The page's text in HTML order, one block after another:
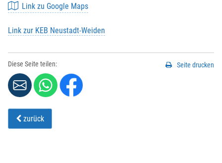
Link zu Google Maps
Link zur KEB Neustadt-Weiden
Diese Seite teilen: Seite drucken
zurück